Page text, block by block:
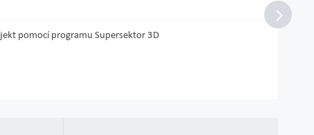
pomocí programu Supersektor 3D